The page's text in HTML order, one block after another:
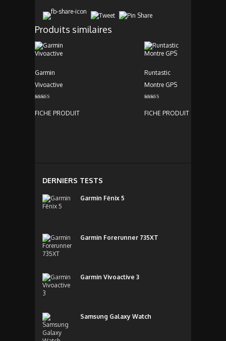
Produits similaires
Garmin
Vivoactive
sur 5
FICHE PRODUIT
Runtastic
Montre GPS
sur 5
FICHE PRODUIT
DERNIERS TESTS
Garmin Fēnix 5
Garmin Forerunner 735XT
Garmin Vivoactive 3
Samsung Galaxy Watch